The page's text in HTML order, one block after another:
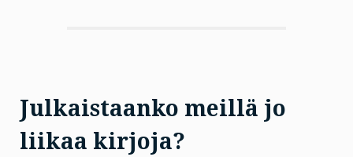
Julkaistaanko meillä jo
liikaa kirjoja?